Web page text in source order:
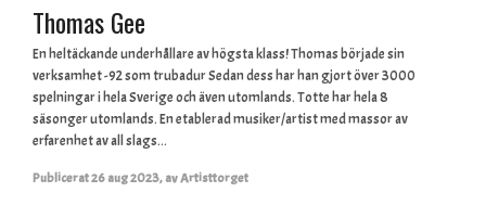
Thomas Gee
En heltäckande underhållare av högsta klass! Thomas började sin
verksamhet -92 som trubadur Sedan dess har han gjort över 3000
spelningar i hela Sverige och även utomlands. Totte har hela 8
säsonger utomlands. En etablerad musiker/artist med massor av
erfarenhet av all slags...
Publicerat26 aug 2023,avArtisttorget